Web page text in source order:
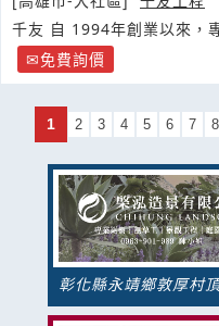
千友 自 1994年創業以來，
種閥類之維修
免費詢價
1 2 3 4 5 6 7 8
彰化縣永靖鄉敦厚村